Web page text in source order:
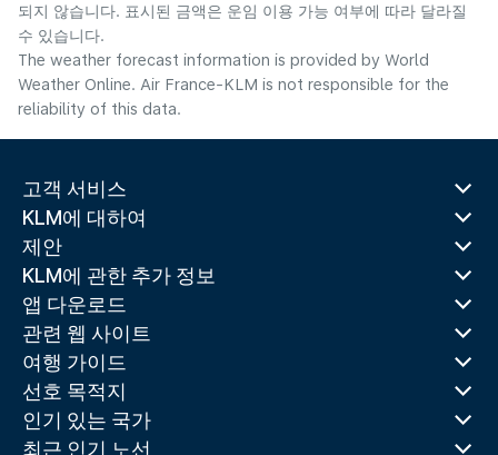
되지 않습니다. 표시된 금액은 운임 이용 가능 여부에 따라 달라질
수 있습니다.
The weather forecast information is provided by World
Weather Online. Air France-KLM is not responsible for the
reliability of this data.
고객 서비스
KLM에 대하여
제안
KLM에 관한 추가 정보
앱 다운로드
관련 웹 사이트
여행 가이드
선호 목적지
인기 있는 국가
최근 인기 노선